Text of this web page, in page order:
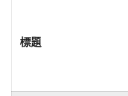
標題